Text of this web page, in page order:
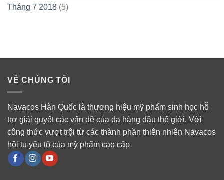
Tháng 7 2018 (5)
VỀ CHÚNG TÔI
Navacos Hàn Quốc là thương hiệu mỹ phẩm sinh học hỗ
trợ giải quyết các vấn đề của da hàng đầu thế giới. Với
công thức vượt trội từ các thành phần thiên nhiên Navacos
hội tụ yếu tố của mỹ phẩm cao cấp